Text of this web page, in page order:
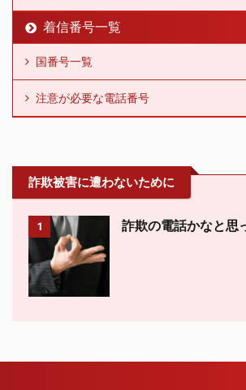
着信番号一覧
国番号一覧
注意が必要な電話番号
詐欺被害に遭わないために
1 詐欺の電話かなと思